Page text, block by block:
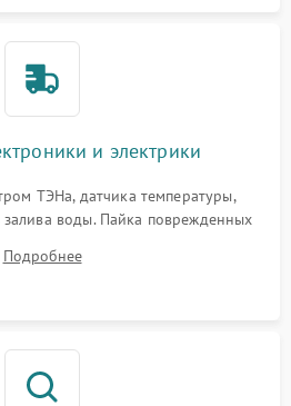
и электрики
ТЭНа, датчика температуры,
залива воды. Пайка поврежденных
проводки и контактов.
Подробнее